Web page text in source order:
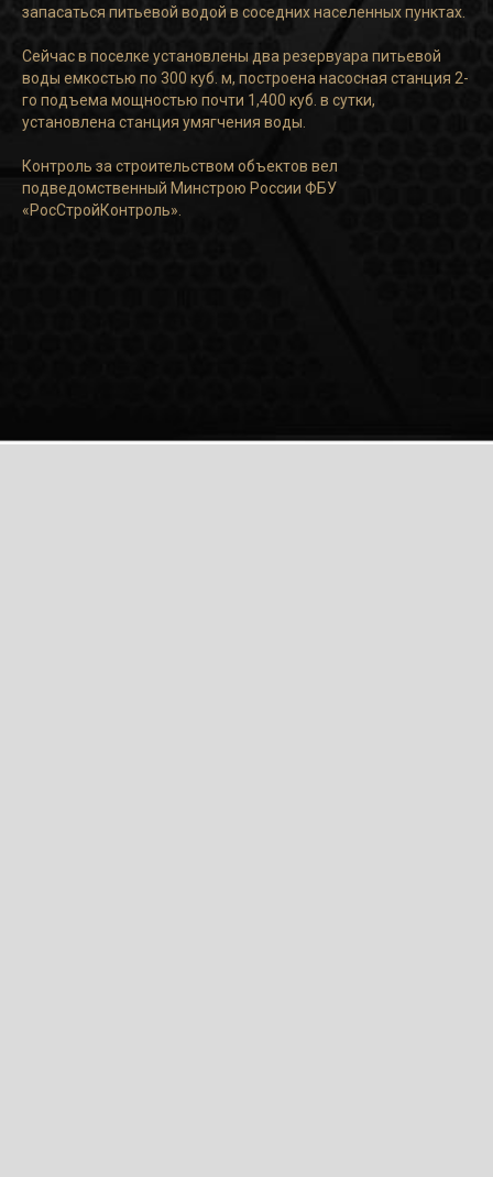
запасаться питьевой водой в соседних населенных пунктах.
Сейчас в поселке установлены два резервуара питьевой
воды емкостью по 300 куб. м, построена насосная станция 2-
го подъема мощностью почти 1,400 куб. в сутки,
установлена станция умягчения воды.
Контроль за строительством объектов вел
подведомственный Минстрою России ФБУ
«РосСтройКонтроль».